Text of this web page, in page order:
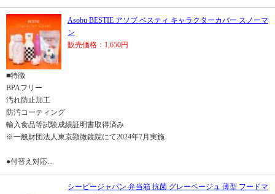
Asobu BESTIE アソブ ベスティ キャラクターカバー スノーマ
ン
販売価格：1,650円
■特徴
BPAフリー
汚れ防止加工
防汚コーティング
輸入食品等試験成績証明書取得済み
※一般財団法人東京顕微鏡院にて2024年7月実施
●付替え対応...
シービージャパン 弁当箱 抗菌 グレーベージュ 薄型 フードマ